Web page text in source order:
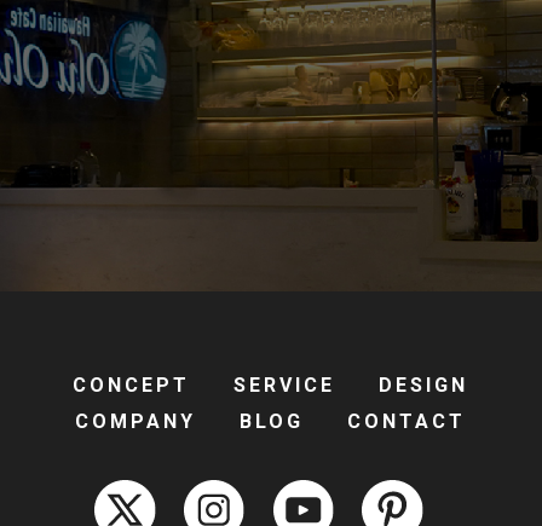
CONCEPT SERVICE
DESIGN
COMPANY
BLOG CONTACT